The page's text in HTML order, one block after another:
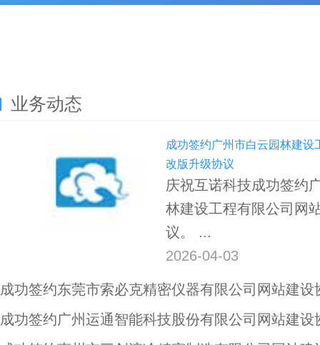
业务动态
成功签约广州市白云园林建设
改版升级协议
庆祝互诺科技成功签约
林建设工程有限公司网
议。 ...
2026-04-03
成功签约东莞市索必克精密仪器有限公司网站建设
成功签约广州运通智能科技股份有限公司网站建设